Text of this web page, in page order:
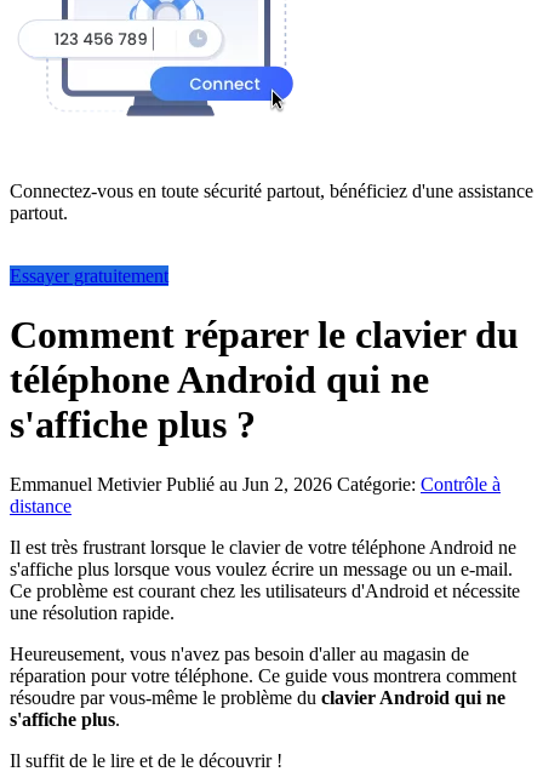
Connectez-vous en toute sécurité partout, bénéficiez d'une assistance
partout.
Essayer gratuitement
Comment réparer le clavier du
téléphone Android qui ne
s'affiche plus ?
Emmanuel MetivierPublié au Jun 2, 2026 Catégorie: Contrôle à
distance
Il est très frustrant lorsque le clavier de votre téléphone Android ne
s'affiche plus lorsque vous voulez écrire un message ou un e-mail.
Ce problème est courant chez les utilisateurs d'Android et nécessite
une résolution rapide.
Heureusement, vous n'avez pas besoin d'aller au magasin de
réparation pour votre téléphone. Ce guide vous montrera comment
résoudre par vous-même le problème du clavier Android qui ne
s'affiche plus.
Il suffit de le lire et de le découvrir !